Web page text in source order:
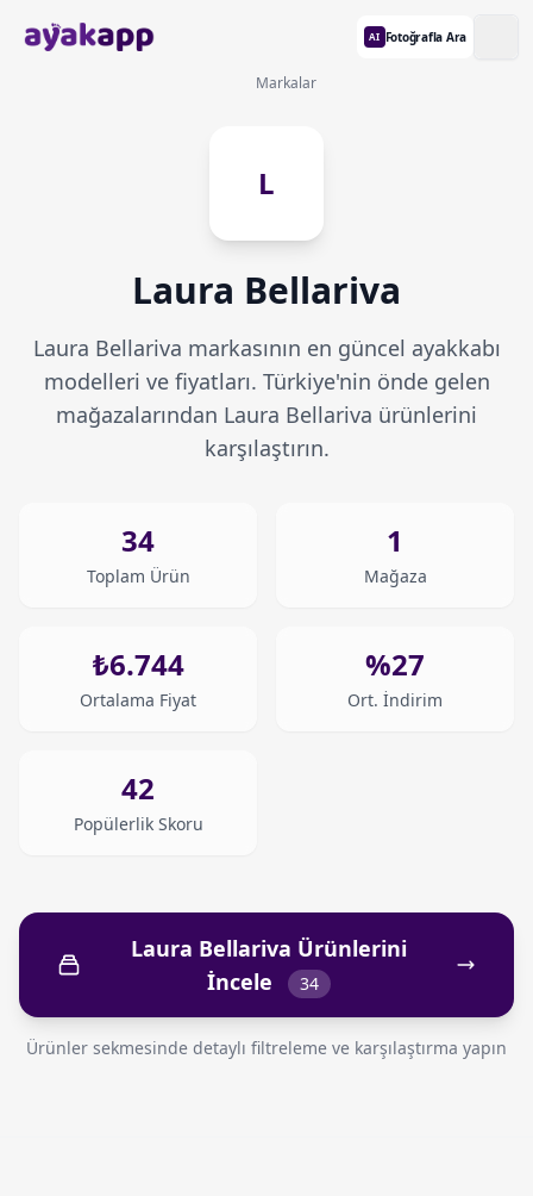
AI Fotoğrafla Ara
Markalar
L
Laura Bellariva
Laura Bellariva markasının en güncel ayakkabı
modelleri ve fiyatları. Türkiye'nin önde gelen
mağazalarından Laura Bellariva ürünlerini
karşılaştırın.
34
Toplam Ürün
1
Mağaza
₺6.744
Ortalama Fiyat
%27
Ort. İndirim
42
Popülerlik Skoru
Laura Bellariva Ürünlerini
İncele
34
Ürünler sekmesinde detaylı filtreleme ve karşılaştırma yapın